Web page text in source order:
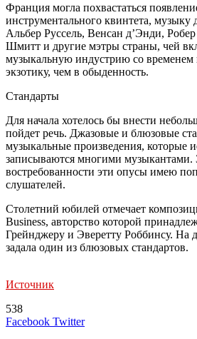
Франция могла похвастаться
инструментального квинтета, музыку
Альбер Руссель, Венсан д’Энди,
Шмитт и другие мэтры страны, чей
музыкальную индустрию со временем
экзотику, чем в обыденность.
Стандарты
Для начала хотелось бы внести
пойдет речь. Джазовые и блюзовые
музыкальные произведения, которые
записываются многими музыкантами.
востребованности эти опусы имею
слушателей.
Столетний юбилей отмечает
Business, авторство которой
Грейнджеру и Эверетту Роббинсу. На
задала один из блюзовых стандартов.
Источник
538
Facebook TwitterLinkedIn
Tumblr
Reddit
Вконтакте
Одноклассники
Skype
Messenger
Messenger
WhatsApp
Telegram
Viber
Line
Поделиться
Печатать